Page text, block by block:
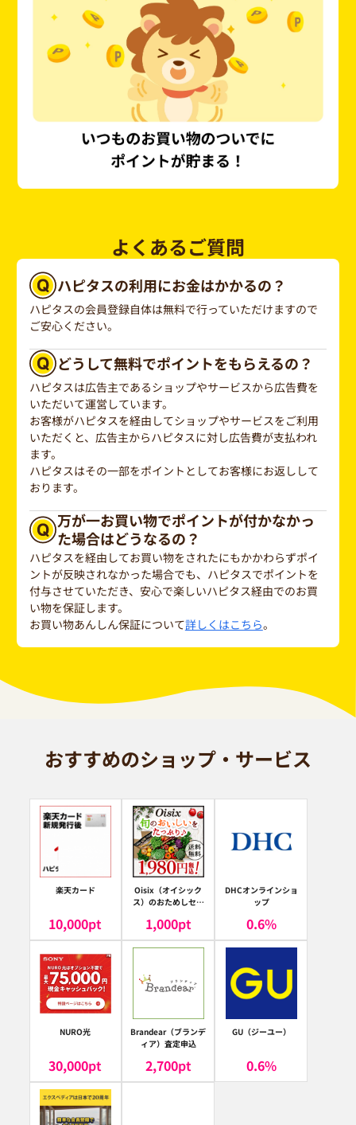
よくあるご質問
ハピタスの利用にお金はかかるの？
ハピタスの会員登録自体は無料で行っていただけますので
ご安心ください。
どうして無料でポイントをもらえるの？
ハピタスは広告主であるショップやサービスから広告費を
いただいて運営しています。
お客様がハピタスを経由してショップやサービスをご利用
いただくと、広告主からハピタスに対し広告費が支払われ
ます。
ハピタスはその一部をポイントとしてお客様にお返しして
おります。
万が一お買い物でポイントが付かなかっ
た場合はどうなるの？
ハピタスを経由してお買い物をされたにもかかわらずポイ
ントが反映されなかった場合でも、ハピタスでポイントを
付与させていただき、安心で楽しいハピタス経由でのお買
い物を保証します。
お買い物あんしん保証について詳しくはこちら。
おすすめのショップ・サービス
楽天カード
10,000pt
Oisix（オイシック
ス）のおためしセッ
1,000pt
DHCオンラインショ
ップ
0.6%
NURO光
30,000pt
Brandear（ブランデ
ィア）査定申込
2,700pt
GU（ジーユー）
0.6%